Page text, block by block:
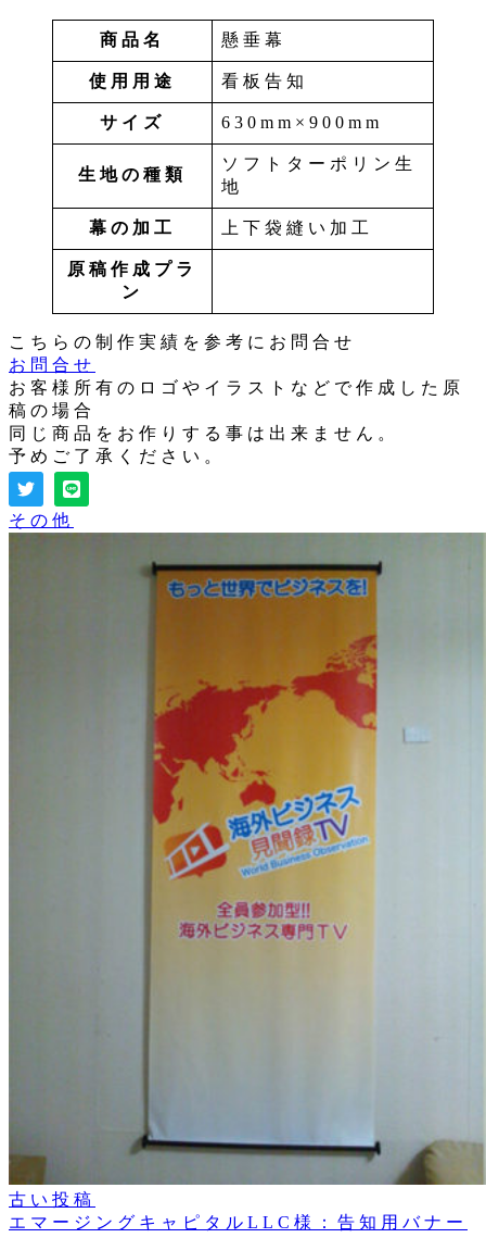
商品名 懸垂幕
使用用途 看板告知
サイズ 630mm×900mm
生地の種類
ソフトターポリン生
地
幕の加工 上下袋縫い加工
原稿作成プラ
ン
こちらの制作実績を参考にお問合せ
お問合せ
お客様所有のロゴやイラストなどで作成した原
稿の場合
同じ商品をお作りする事は出来ません。
予めご了承ください。
その他
古い投稿
エマージングキャピタルLLC様：告知用バナー